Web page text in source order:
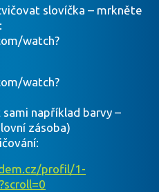
slovíčka – mrkněte
watch?
watch?
například barvy –
zásoba)
profil/1-